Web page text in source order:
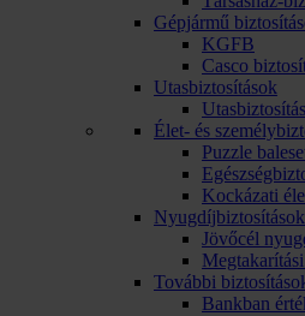
Gépjármű
KGFB
Casco
Utasbiztosítások
Utasbiztosítás
Élet- és
Puzzle
Kockázati
Jövőcél
További
Bankban